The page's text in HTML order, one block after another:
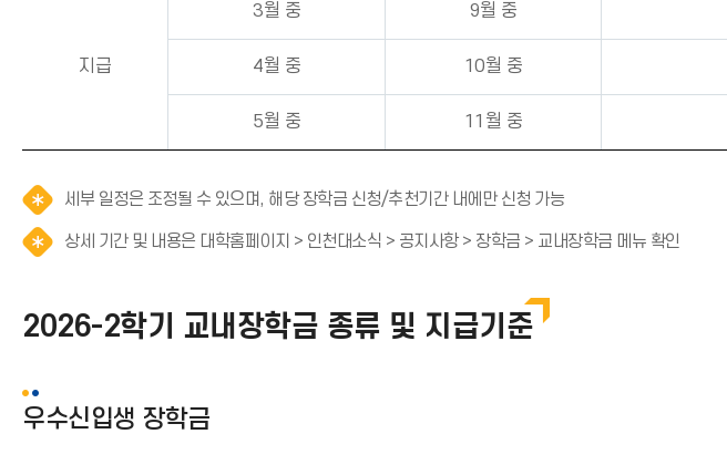
지급
3월 중 9월 중
4월 중 10월 중
5월 중 11월 중
세부 일정은 조정될 수 있으며, 해당 장학금 신청/추천기간 내에만 신청 가능알
(
상세 기간 및 내용은 대학홈페이지 > 인천대소식 > 공지사항 > 장학금 > 교내장학금 메뉴 확인
2026-2학기 교내장학금 종류 및 지급기준
우수신입생 장학금